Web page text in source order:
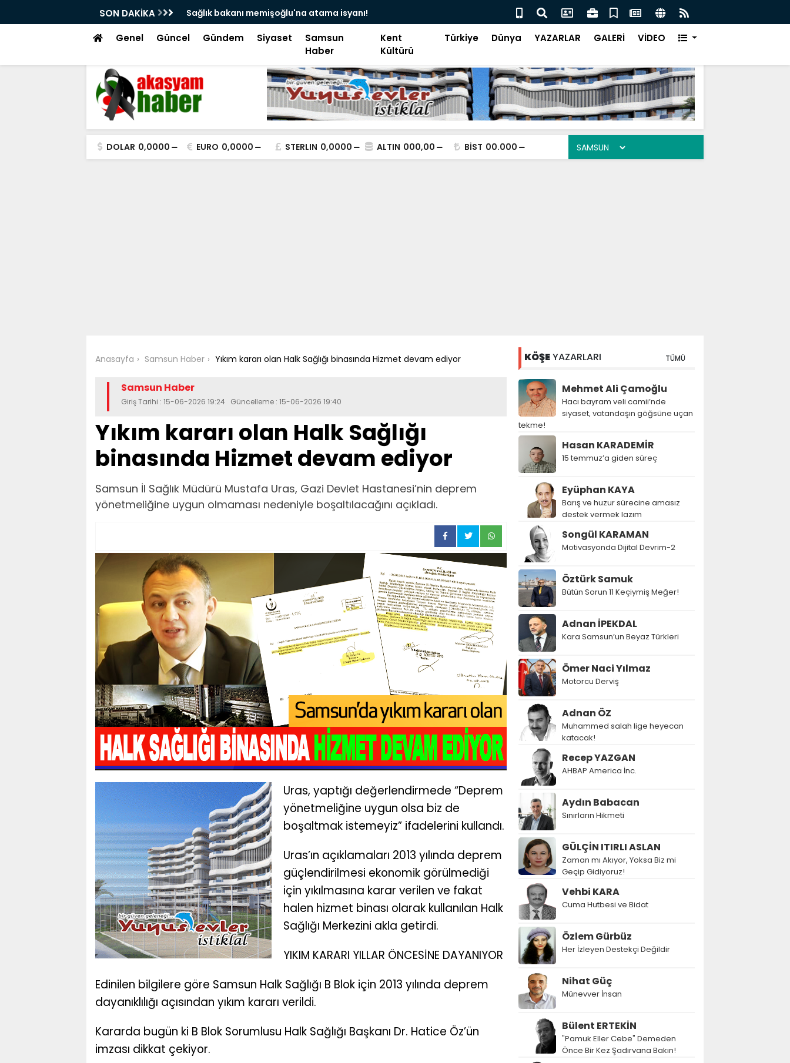
SON DAKİKA
memişoğlu'na atama isyanı!
Hacı bayram veli camii’nde siyaset, vatandaşın göğsüne uçan
tekme!
Pakistan Başbakanı İmran Han'a Ne Oldu!
Genel Güncel Gündem Siyaset
Samsun
Haber
Kent
Kültürü
Türkiye Dünya YAZARLAR GALERİ VİDEO
DOLAR 0,0000 EURO 0,0000 STERLIN 0,0000 ALTIN 000,00 BİST 00.000
Anasayfa Samsun Haber Yıkım kararı olan Halk Sağlığı binasında Hizmet devam ediyor
Samsun Haber
Giriş Tarihi : 15-06-2026 19:24 Güncelleme : 15-06-2026 19:40
Yıkım kararı olan Halk Sağlığı
binasında Hizmet devam ediyor
​​​​​​​Samsun İl Sağlık Müdürü Mustafa Uras, Gazi Devlet Hastanesi’nin deprem
yönetmeliğine uygun olmaması nedeniyle boşaltılacağını açıkladı.
Uras, yaptığı değerlendirmede “Deprem
yönetmeliğine uygun olsa biz de
boşaltmak istemeyiz” ifadelerini kullandı.
Uras’ın açıklamaları 2013 yılında deprem
güçlendirilmesi ekonomik görülmediği
için yıkılmasına karar verilen ve fakat
halen hizmet binası olarak kullanılan Halk
Sağlığı Merkezini akla getirdi.
YIKIM KARARI YILLAR ÖNCESİNE DAYANIYOR
Edinilen bilgilere göre Samsun Halk Sağlığı B Blok için 2013 yılında deprem
dayanıklılığı açısından yıkım kararı verildi.
Kararda bugün ki B Blok Sorumlusu Halk Sağlığı Başkanı Dr. Hatice Öz’ün
imzası dikkat çekiyor.
KÖŞEYAZARLARI TÜMÜ
Mehmet Ali Çamoğlu
Hacı bayram veli camii’nde
siyaset, vatandaşın göğsüne uçan
tekme!
Hasan KARADEMİR
15 temmuz’a giden süreç
Eyüphan KAYA
Barış ve huzur sürecine amasız
destek vermek lazım
Songül KARAMAN
Motivasyonda Dijital Devrim-2
Öztürk Samuk
Bütün Sorun 11 Keçiymiş Meğer!
Adnan İPEKDAL
Kara Samsun’un Beyaz Türkleri
Ömer Naci Yılmaz
Motorcu Derviş
Adnan ÖZ
Muhammed salah lige heyecan
katacak!
Recep YAZGAN
AHBAP America İnc.
Aydın Babacan
Sınırların Hikmeti
GÜLÇİN ITIRLI ASLAN
Zaman mı Akıyor, Yoksa Biz mi
Geçip Gidiyoruz!
Vehbi KARA
Cuma Hutbesi ve Bidat
Özlem Gürbüz
Her İzleyen Destekçi Değildir
Nihat Güç
Münevver İnsan
Bülent ERTEKİN
"Pamuk Eller Cebe" Demeden
Önce Bir Kez Şadırvana Bakın!